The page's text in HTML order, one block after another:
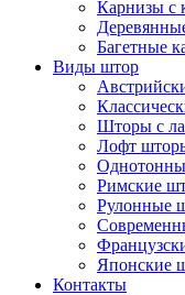
Карнизы с
Багетные
Виды штор
Шторы с
Лофт
Римские
Рулонные
Японские
Контакты